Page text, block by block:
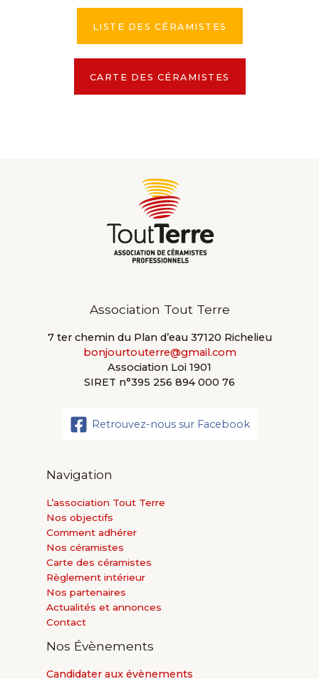
LISTE DES CÉRAMISTES
CARTE DES CÉRAMISTES
Association Tout Terre
7 ter chemin du Plan d’eau 37120 Richelieu
bonjourtouterre@gmail.com
Association Loi 1901
SIRET n°395 256 894 000 76
Retrouvez-nous sur Facebook
Navigation
L’association Tout Terre
Nos objectifs
Comment adhérer
Nos céramistes
Carte des céramistes
Règlement intérieur
Nos partenaires
Actualités et annonces
Contact
Nos Évènements
Candidater aux évènements